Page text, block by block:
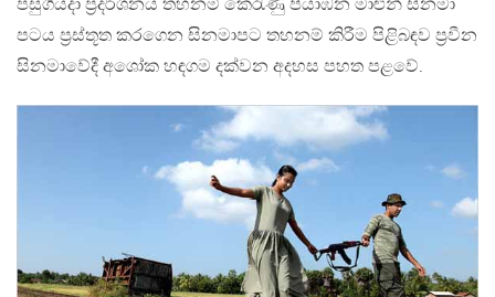
පසුගියදා ප්‍රදර්ශනය තහනම් කෙරැණු පියාඹන මාළුන් සිනමා
පටය ප්‍රස්තූත කරගෙන සිනමාපට තහනම් කිරීම පිළිබඳව ප්‍රවීන
සිනමාවේදී අශෝක හඳගම දක්වන අදහස පහත පළවේ.